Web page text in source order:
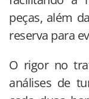
peças, além
reserva para
O rigor no
análises de